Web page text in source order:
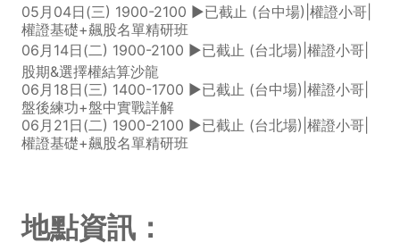
05月04日(三) 1900-2100 ►已截止 (台中場)|權證小哥|
權證基礎+飆股名單精研班
06月14日(二) 1900-2100 ►已截止 (台北場)|權證小哥|
股期&選擇權結算沙龍
06月18日(三) 1400-1700 ►已截止 (台中場)|權證小哥|
盤後練功+盤中實戰詳解
06月21日(二) 1900-2100 ►已截止 (台北場)|權證小哥|
權證基礎+飆股名單精研班
地點資訊：